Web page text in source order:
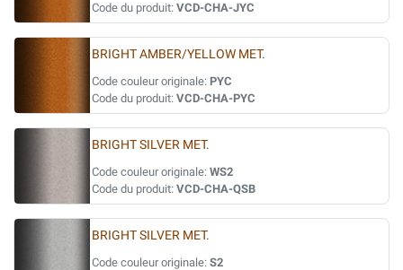
Code du produit: VCD-CHA-JYC
BRIGHT AMBER/YELLOW MET.
Code couleur originale: PYC
Code du produit: VCD-CHA-PYC
BRIGHT SILVER MET.
Code couleur originale: WS2
Code du produit: VCD-CHA-QSB
BRIGHT SILVER MET.
Code couleur originale: S2